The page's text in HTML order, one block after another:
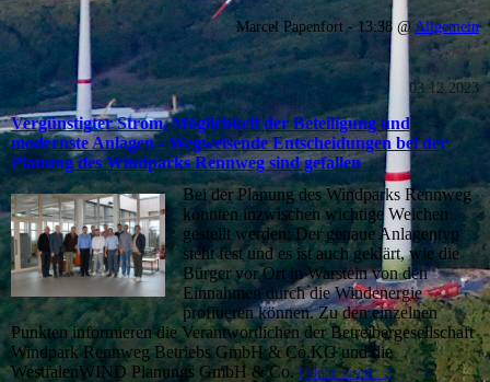
Marcel Papenfort - 13:38 @ Allgemein
03.12.2023
Vergünstigter Strom, Möglichkeit der Beteiligung und
modernste Anlagen - Wegweisende Entscheidungen bei der
Planung des Windparks Rennweg sind gefallen
Bei der Planung des Windparks Rennweg
konnten inzwischen wichtige Weichen
gestellt werden: Der genaue Anlagentyp
steht fest und es ist auch geklärt, wie die
Bürger vor Ort in Warstein von den
Einnahmen durch die Windenergie
profitieren können. Zu den einzelnen
Punkten informieren die Verantwortlichen der Betreibergesellschaft
Windpark Rennweg Betriebs GmbH & Co.KG und die
WestfalenWIND Planungs GmbH & Co. [Mehr lesen…]